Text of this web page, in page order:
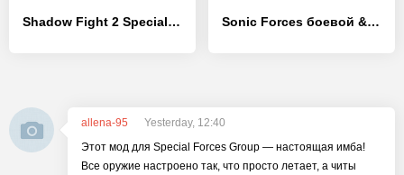
Shadow Fight 2 Special Edition Sonic Forces боевой & бег игры
allena-95
Yesterday, 12:40
Этот мод для Special Forces Group — настоящая имба!
Все оружие настроено так, что просто летает, а читы